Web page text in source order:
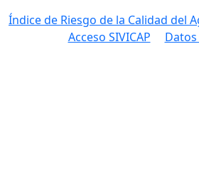
​​​​​Índice de Riesgo de la Calidad del
Acceso SIVICAP